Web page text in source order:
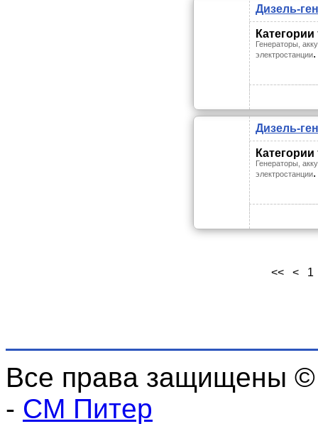
Дизель-
Генераторы,
электростанции.
Дизель-
Генераторы,
электростанции.
<< < 1
Все права защищены
- СМ Питер